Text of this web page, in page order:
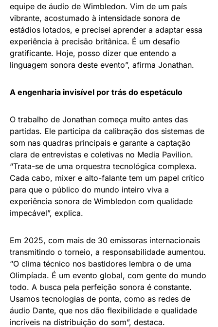
equipe de áudio de Wimbledon. Vim de um país
vibrante, acostumado à intensidade sonora de
estádios lotados, e precisei aprender a adaptar essa
experiência à precisão britânica. É um desafio
gratificante. Hoje, posso dizer que entendo a
linguagem sonora deste evento”, afirma Jonathan.
A engenharia invisível por trás do espetáculo
O trabalho de Jonathan começa muito antes das
partidas. Ele participa da calibração dos sistemas de
som nas quadras principais e garante a captação
clara de entrevistas e coletivas no Media Pavilion.
“Trata-se de uma orquestra tecnológica complexa.
Cada cabo, mixer e alto-falante tem um papel crítico
para que o público do mundo inteiro viva a
experiência sonora de Wimbledon com qualidade
impecável”, explica.
Em 2025, com mais de 30 emissoras internacionais
transmitindo o torneio, a responsabilidade aumentou.
“O clima técnico nos bastidores lembra o de uma
Olimpíada. É um evento global, com gente do mundo
todo. A busca pela perfeição sonora é constante.
Usamos tecnologias de ponta, como as redes de
áudio Dante, que nos dão flexibilidade e qualidade
incríveis na distribuição do som”, destaca.